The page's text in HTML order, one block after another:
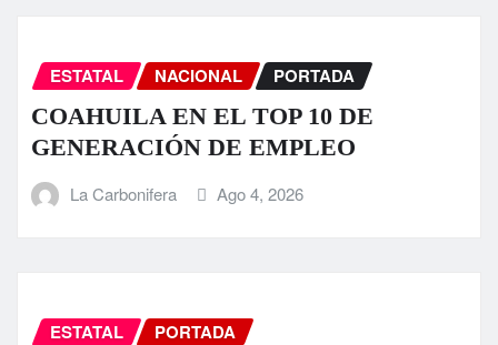
ESTATAL NACIONAL PORTADA
COAHUILA EN EL TOP 10 DE
GENERACIÓN DE EMPLEO
La Carbonifera Ago 4, 2026
ESTATAL PORTADA